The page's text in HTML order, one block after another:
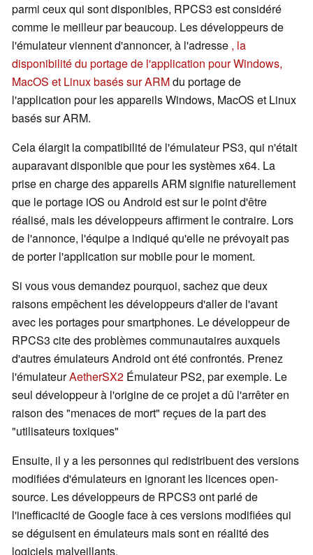
parmi ceux qui sont disponibles, RPCS3 est considéré
comme le meilleur par beaucoup. Les développeurs de
l'émulateur viennent d'annoncer, à l'adresse , la
disponibilité du portage de l'application pour Windows,
MacOS et Linux basés sur ARMdu portage de
l'application pour les appareils Windows, MacOS et Linux
basés sur ARM.
Cela élargit la compatibilité de l'émulateur PS3, qui n'était
auparavant disponible que pour les systèmes x64. La
prise en charge des appareils ARM signifie naturellement
que le portage iOS ou Android est sur le point d'être
réalisé, mais les développeurs affirment le contraire. Lors
de l'annonce, l'équipe a indiqué qu'elle ne prévoyait pas
de porter l'application sur mobile pour le moment.
Si vous vous demandez pourquoi, sachez que deux
raisons empêchent les développeurs d'aller de l'avant
avec les portages pour smartphones. Le développeur de
RPCS3 cite des problèmes communautaires auxquels
d'autres émulateurs Android ont été confrontés. Prenez
l'émulateurAetherSX2 Émulateur PS2, par exemple. Le
seul développeur à l'origine de ce projet a dû l'arrêter en
raison des "menaces de mort" reçues de la part des
"utilisateurs toxiques"
Ensuite, il y a les personnes qui redistribuent des versions
modifiées d'émulateurs en ignorant les licences open-
source. Les développeurs de RPCS3 ont parlé de
l'inefficacité de Google face à ces versions modifiées qui
se déguisent en émulateurs mais sont en réalité des
logiciels malveillants.